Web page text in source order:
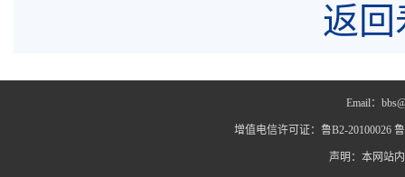
返回
Email：
增值电信许可证：鲁B2-20100026
声明：本网站